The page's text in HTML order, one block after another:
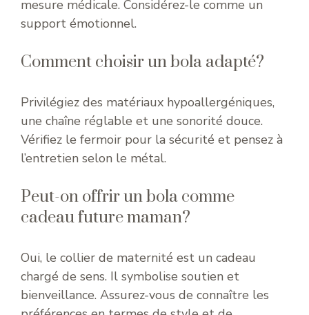
mesure médicale. Considérez-le comme un
support émotionnel.
Comment choisir un bola adapté?
Privilégiez des matériaux hypoallergéniques,
une chaîne réglable et une sonorité douce.
Vérifiez le fermoir pour la sécurité et pensez à
l’entretien selon le métal.
Peut-on offrir un bola comme
cadeau future maman?
Oui, le collier de maternité est un cadeau
chargé de sens. Il symbolise soutien et
bienveillance. Assurez-vous de connaître les